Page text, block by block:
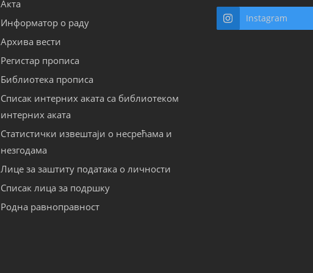
Акта
Информатор о раду
Архива вести
Регистар прописа
Библиотека прописа
Списак интерних аката са библиотеком
интерних аката
Статистички извештаји о несрећама и
незгодама
Лице за заштиту података о личности
Списак лица за подршку
Родна равноправност
Instagram